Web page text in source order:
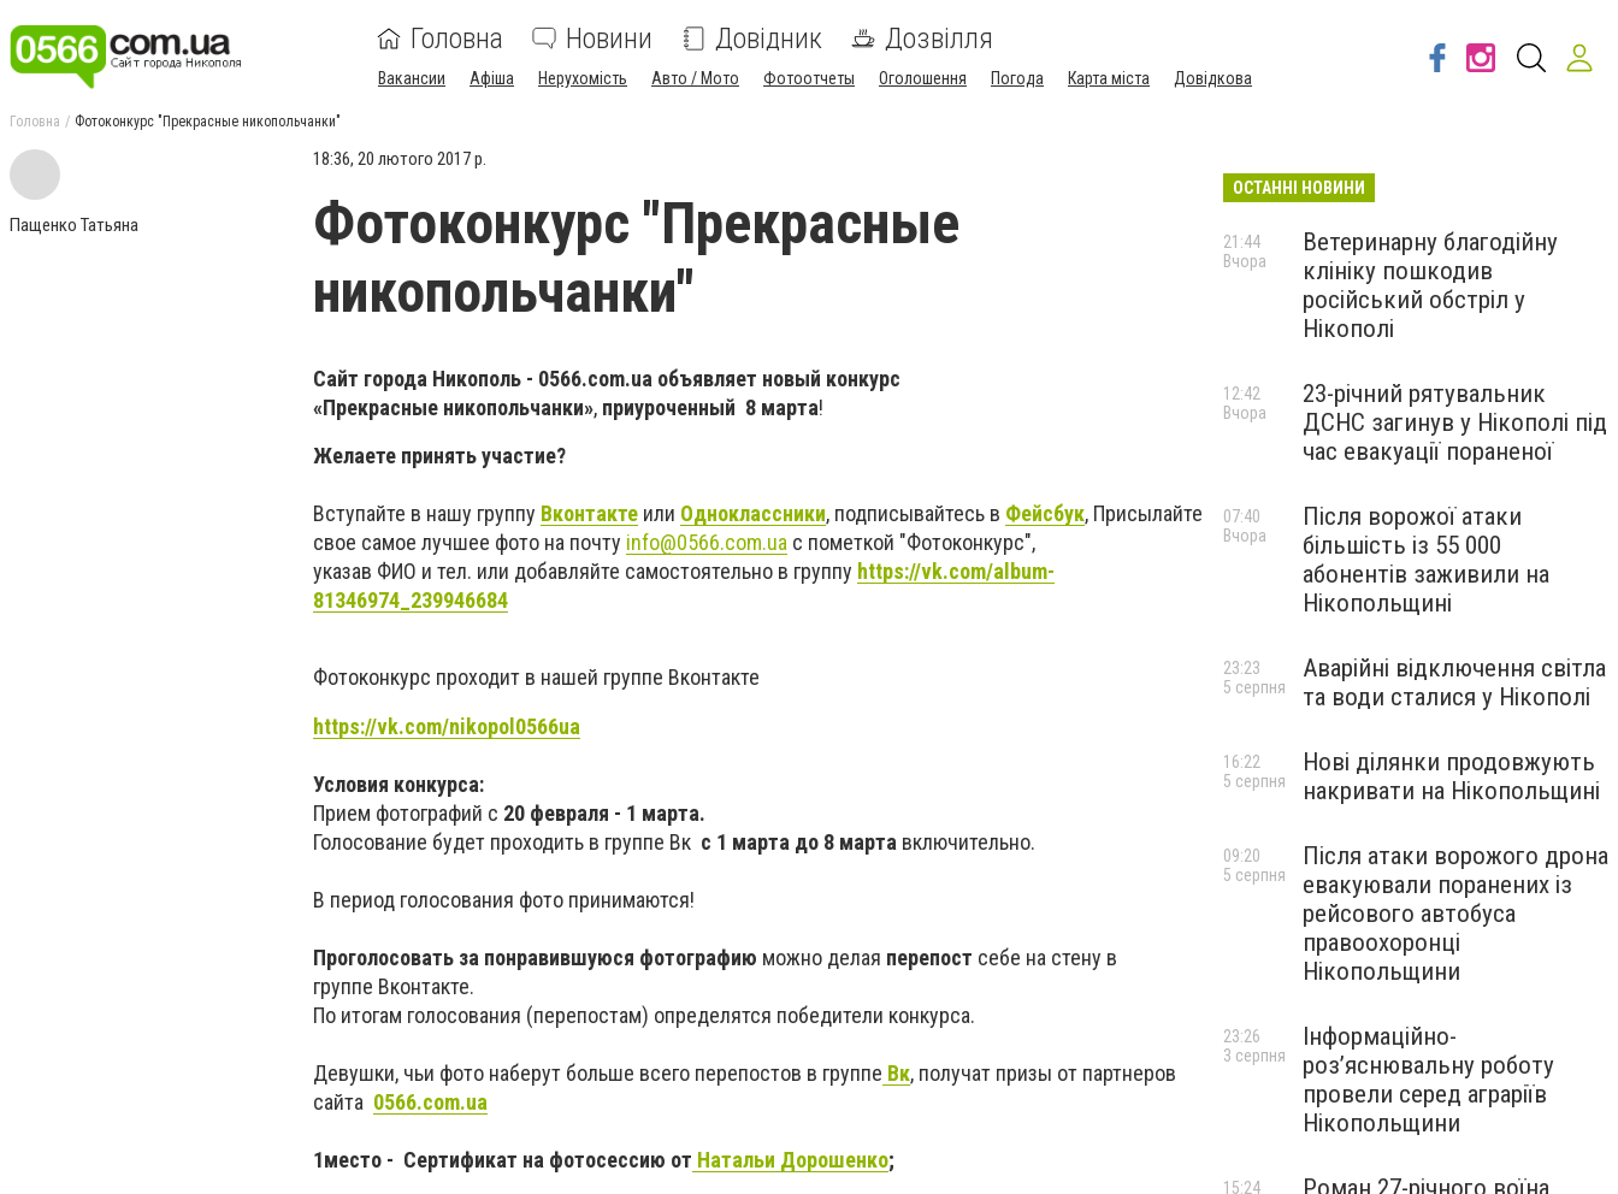
Головна Новини Довідник Дозвілля
Вакансии Афіша Нерухомість Авто / Мото Фотоотчеты Оголошення Погода Карта міста Довідкова
Головна Фотоконкурс "Прекрасные никопольчанки"
Пащенко Татьяна
18:36, 20 лютого 2017 р.
Фотоконкурс "Прекрасные
никопольчанки"
Сайт города Никополь - 0566.com.ua объявляет новый конкурс
«Прекрасные никопольчанки», приуроченный 8 марта!
Желаете принять участие?
Вступайте в нашу группу Вконтакте или Одноклассники, подписывайтесь в Фейсбук, Присылайте
свое самое лучшее фото на почту info@0566.com.ua с пометкой "Фотоконкурс",
указав ФИО и тел. или добавляйте самостоятельно в группу https://vk.com/album-
81346974_239946684
Фотоконкурс проходит в нашей группе Вконтакте
https://vk.com/nikopol0566ua
Условия конкурса:
Прием фотографий с 20 февраля - 1 марта.
Голосование будет проходить в группе Вк с 1 марта до 8 марта включительно.
В период голосования фото принимаются!
Проголосовать за понравившуюся фотографию можно делая перепост себе на стену в
группе Вконтакте.
По итогам голосования (перепостам) определятся победители конкурса.
Девушки, чьи фото наберут больше всего перепостов в группе Вк, получат призы от партнеров
сайта 0566.com.ua
1место - Сертификат на фотосессию от Натальи Дорошенко;
ОСТАННІ НОВИНИ
Ветеринарну благодійну
клініку пошкодив
російський обстріл у
Нікополі
21:44
Вчора
23-річний рятувальник
ДСНС загинув у Нікополі під
час евакуації пораненої
12:42
Вчора
Після ворожої атаки
більшість із 55 000
абонентів заживили на
Нікопольщині
07:40
Вчора
Аварійні відключення світла
та води сталися у Нікополі
23:23
5 серпня
Нові ділянки продовжують
накривати на Нікопольщині
16:22
5 серпня
Після атаки ворожого дрона
евакуювали поранених із
рейсового автобуса
правоохоронці
Нікопольщини
09:20
5 серпня
Інформаційно-
роз’яснювальну роботу
провели серед аграріїв
Нікопольщини
23:26
3 серпня
Роман 27-річного воїна
15:24